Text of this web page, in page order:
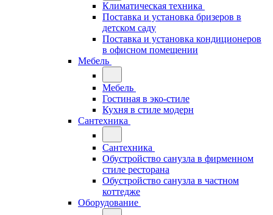
Климатическая техника
Поставка и установка бризеров в
детском саду
Поставка и установка кондиционеров
в офисном помещении
Мебель
Мебель
Гостиная в эко-стиле
Кухня в стиле модерн
Сантехника
Сантехника
Обустройство санузла в фирменном
стиле ресторана
Обустройство санузла в частном
коттедже
Оборудование